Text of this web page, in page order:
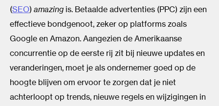
(SEO) amazing is. Betaalde advertenties (PPC) zijn een
effectieve bondgenoot, zeker op platforms zoals
Google en Amazon. Aangezien de Amerikaanse
concurrentie op de eerste rij zit bij nieuwe updates en
veranderingen, moet je als ondernemer goed op de
hoogte blijven om ervoor te zorgen dat je niet
achterloopt op trends, nieuwe regels en wijzigingen in